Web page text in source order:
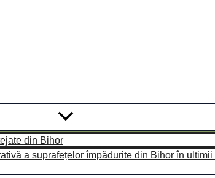
din Bihor
a suprafețelor împădurite din Bihor în ultimii